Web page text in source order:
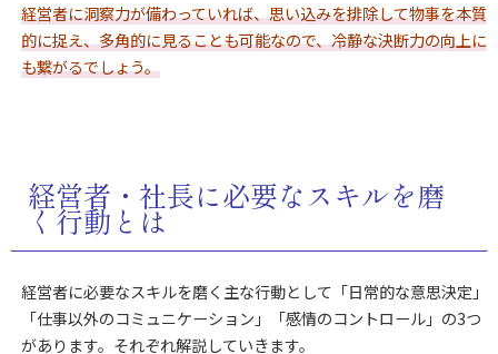
経営者に洞察力が備わっていれば、思い込みを排除して物事を本質
的に捉え、多角的に見ることも可能なので、冷静な決断力の向上に
も繋がるでしょう。
経営者・社長に必要なスキルを磨
く行動とは
経営者に必要なスキルを磨く主な行動として「日常的な意思決定」
「仕事以外のコミュニケーション」「感情のコントロール」の3つ
があります。それぞれ解説していきます。